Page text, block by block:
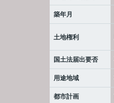
築年月
土地権利
国土法届出要否
用途地域
都市計画